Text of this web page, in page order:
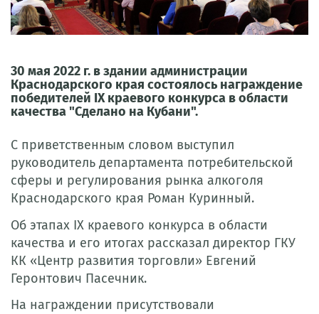
30 мая 2022 г. в здании администрации
Краснодарского края состоялось награждение
победителей IX краевого конкурса в области
качества "Сделано на Кубани".
С приветственным словом выступил
руководитель департамента потребительской
сферы и регулирования рынка алкоголя
Краснодарского края Роман Куринный.
Об этапах IX краевого конкурса в области
качества и его итогах рассказал директор ГКУ
КК «Центр развития торговли» Евгений
Геронтович Пасечник.
На награждении присутствовали